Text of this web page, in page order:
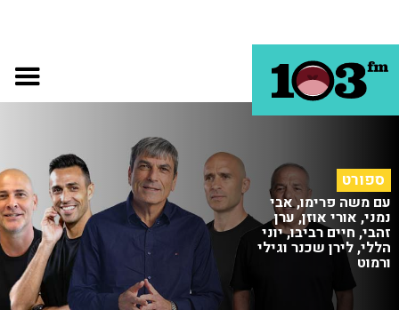
ספורט
עם משה פרימו, אבי
נמני, אורי אוזן, ערן
זהבי, חיים רביבו, יוני
הללי, לירן שכנר וגילי
ורמוט